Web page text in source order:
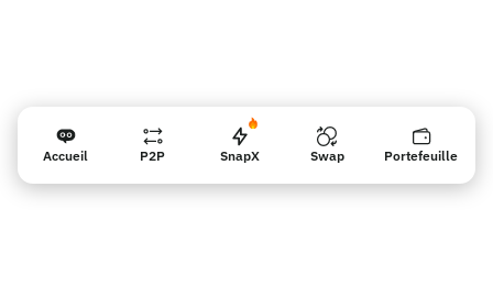
Accueil P2P SnapX Swap Portefeuille